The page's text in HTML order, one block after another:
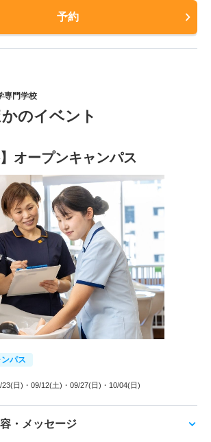
予約
専門学校
のイベント
】オープンキャンパス
パス
23(日) ・09/12(土) ・09/27(日) ・10/04(日)
・メッセージ